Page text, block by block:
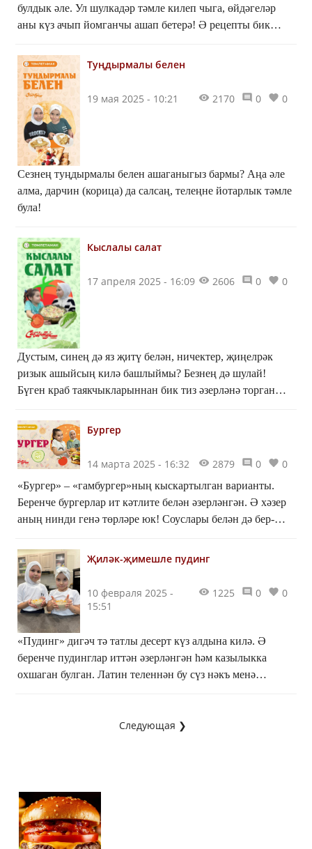
булдык әле. Ул шулкадәр тәмле килеп чыга, өйдәгеләр
аны күз ачып йомганчы ашап бетерә! Ә рецепты бик
Туңдырмалы белен
19 мая 2025 - 10:21 2170 0 0
Сезнең туңдырмалы белен ашаганыгыз бармы? Аңа әле
алма, дарчин (корица) да салсаң, телеңне йотарлык тәмле
була!
Кыслалы салат
17 апреля 2025 - 16:09 2606 0 0
Дустым, синең дә яз җитү белән, ничектер, җиңелрәк
ризык ашыйсың килә башлыймы? Безнең дә шулай!
Бүген краб таякчыкларыннан бик тиз әзерләнә торган
җиңел, ә үзе туклыклы ризык.
Бургер
14 марта 2025 - 16:32 2879 0 0
«Бургер» – «гамбургер»ның кыскартылган варианты.
Беренче бургерлар ит кәтлите белән әзерләнгән. Ә хәзер
аның нинди генә төрләре юк! Соуслары белән дә бер-
ризыклардан иң җиңел бургер ясарга өйрәтербез.
Җиләк-җимешле пудинг
10 февраля 2025 -
15:51
1225 0 0
«Пудинг» дигәч тә татлы десерт күз алдына килә. Ә
беренче пудинглар иттән әзерләнгән һәм казылыкка
охшаган булган. Латин теленнән бу сүз нәкъ менә
Следующая ❯